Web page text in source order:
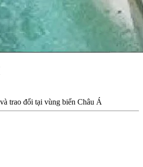
trao đổi tại vùng biển Châu Á